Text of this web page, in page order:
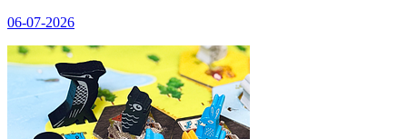
06-07-2026